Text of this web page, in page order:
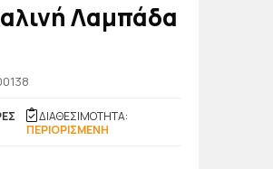
Λαμπάδα
ΔΙΑΘΕΣΙΜΟΤΗΤΑ:
ΠΕΡΙΟΡΙΣΜΕΝΗ